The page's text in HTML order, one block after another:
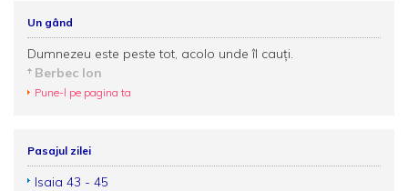
Un gând
Dumnezeu este peste tot, acolo unde îl cauți.
Berbec Ion
Pune-l pe pagina ta
Pasajul zilei
Isaia 43 - 45